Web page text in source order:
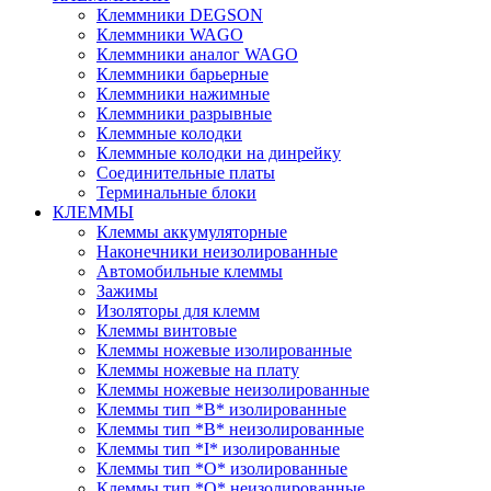
Клеммники DEGSON
Клеммники WAGO
Клеммники аналог WAGO
Клеммники барьерные
Клеммники нажимные
Клеммники разрывные
Клеммные колодки
Клеммные колодки на динрейку
Соединительные платы
Терминальные блоки
КЛЕММЫ
Клеммы аккумуляторные
Наконечники неизолированные
Автомобильные клеммы
Зажимы
Изоляторы для клемм
Клеммы винтовые
Клеммы ножевые изолированные
Клеммы ножевые на плату
Клеммы ножевые неизолированные
Клеммы тип *B* изолированные
Клеммы тип *B* неизолированные
Клеммы тип *I* изолированные
Клеммы тип *O* изолированные